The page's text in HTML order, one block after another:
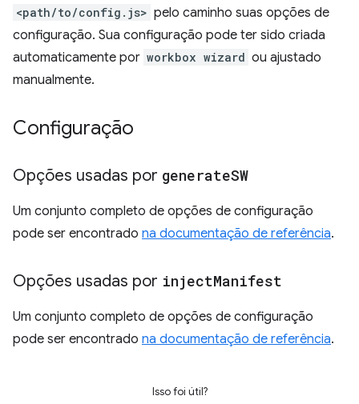
<path/to/config.js> pelo caminho suas opções de
configuração. Sua configuração pode ter sido criada
automaticamente por workbox wizard ou ajustado
manualmente.
Configuração
Opções usadas por generateSW
Um conjunto completo de opções de configuração
pode ser encontrado na documentação de referência.
Opções usadas por injectManifest
Um conjunto completo de opções de configuração
pode ser encontrado na documentação de referência.
Isso foi útil?